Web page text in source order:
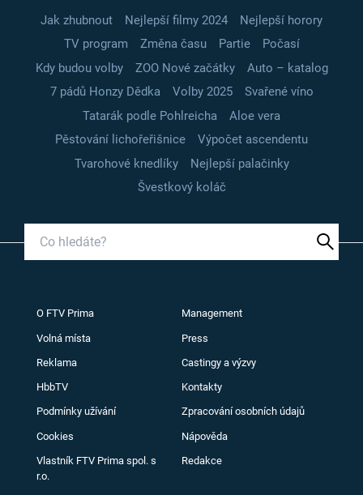
Jak zhubnout Nejlepší filmy 2024
Nejlepší horory
TV program
Změna času Partie
Počasí
Kdy budou volby
ZOO Nové začátky
Auto – katalog
7 pádů Honzy Dědka
Volby 2025
Svařené víno
Tatarák podle Pohlreicha
Aloe vera
Pěstování lichořeřišnice
Výpočet ascendentu
Tvarohové knedlíky
Nejlepší palačinky
Švestkový koláč
O FTV Prima Management
Volná místa Press
Reklama Castingy a výzvy
HbbTV Kontakty
Podmínky užívání Zpracování osobních údajů
Cookies Nápověda
Vlastník FTV Prima spol. s
r.o.
Redakce